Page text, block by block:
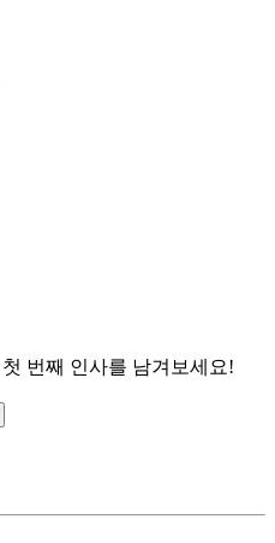
첫 번째 인사를 남겨보세요!